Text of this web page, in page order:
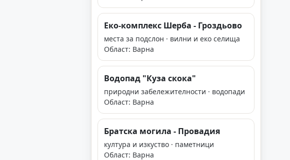
Еко-комплекс Шерба - Гроздьово
места за подслон · вилни и еко селища
Област: Варна
Водопад "Куза скока"
природни забележителности · водопади
Област: Варна
Братска могила - Провадия
култура и изкуство · паметници
Област: Варна